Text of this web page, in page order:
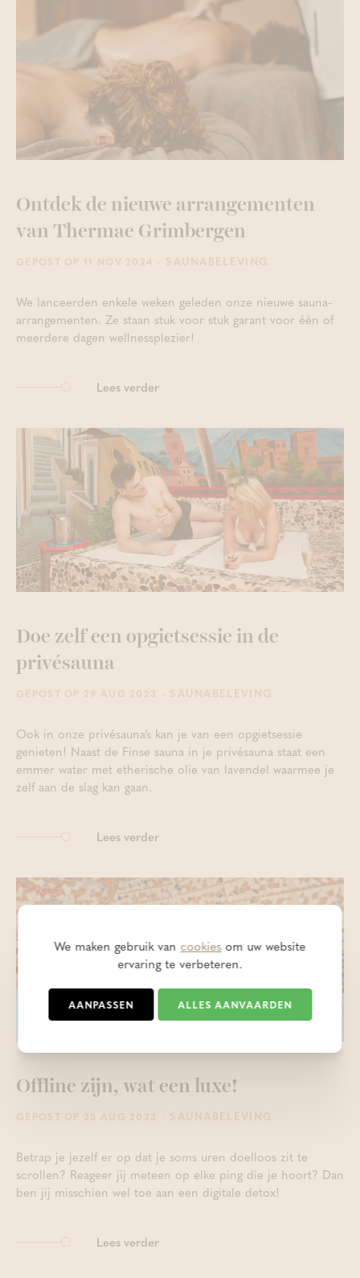
Ontdek de nieuwe arrangementen
van Thermae Grimbergen
GEPOST OP 11 NOV 2024 - SAUNABELEVING
We lanceerden enkele weken geleden onze nieuwe sauna-
arrangementen. Ze staan stuk voor stuk garant voor één of
meerdere dagen wellnessplezier!
Lees verder
Doe zelf een opgietsessie in de
privésauna
GEPOST OP 29 AUG 2023 - SAUNABELEVING
Ook in onze privésauna’s kan je van een opgietsessie
genieten! Naast de Finse sauna in je privésauna staat een
emmer water met etherische olie van lavendel waarmee je
zelf aan de slag kan gaan.
Lees verder
Offline zijn, wat een luxe!
GEPOST OP 25 AUG 2023 - SAUNABELEVING
Betrap je jezelf er op dat je soms uren doelloos zit te
scrollen? Reageer jij meteen op elke ping die je hoort? Dan
ben jij misschien wel toe aan een digitale detox!
Lees verder
We maken gebruik vancookiesom uw website
ervaring te verbeteren.
AANPASSEN ALLES AANVAARDEN